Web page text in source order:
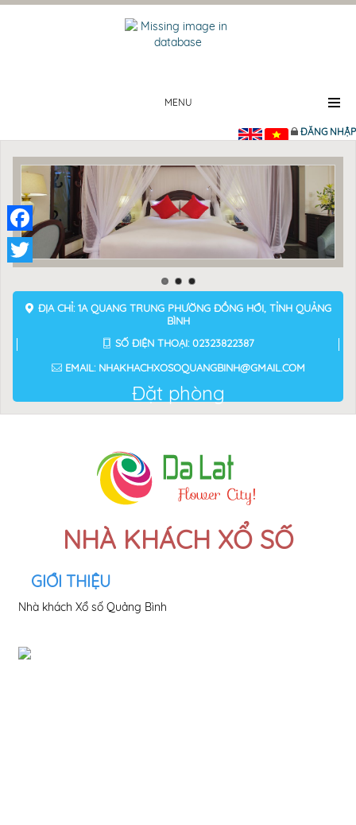
MENU
ĐĂNG NHẬP
ĐỊA CHỈ: 1A QUANG TRUNG PHƯỜNG ĐỒNG HỚI, TỈNH QUẢNG
BÌNH
SỐ ĐIỆN THOẠI: 02323822387
EMAIL: NHAKHACHXOSOQUANGBINH@GMAIL.COM
Đặt phòng
NHÀ KHÁCH XỔ SỐ
GIỚI THIỆU
Nhà khách Xổ số Quảng Bình
Facebook